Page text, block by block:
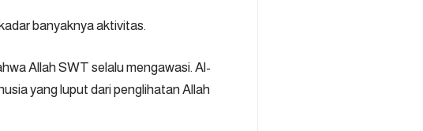
banyaknya aktivitas.
Allah SWT selalu mengawasi. Al-
yang luput dari penglihatan Allah